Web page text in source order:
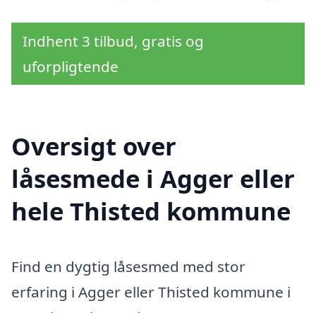
Indhent 3 tilbud, gratis og
uforpligtende
Oversigt over
låsesmede i Agger eller
hele Thisted kommune
Find en dygtig låsesmed med stor
erfaring i Agger eller Thisted kommune i